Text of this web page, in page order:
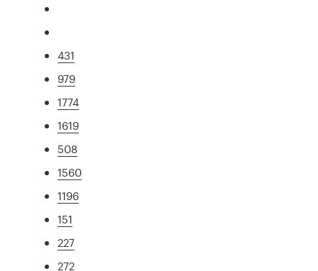
431
979
1774
1619
508
1560
1196
151
227
272